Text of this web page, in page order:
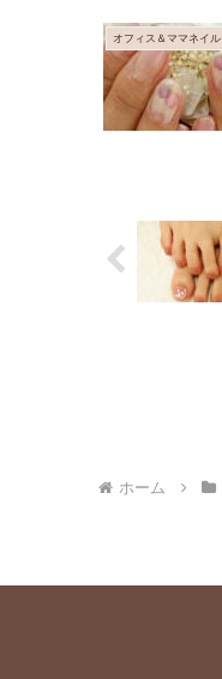
オフィス＆ママネイル
ホーム